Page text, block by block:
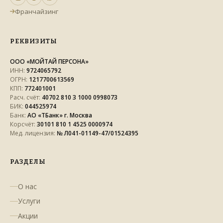
Франчайзинг
РЕКВИЗИТЫ
ООО «МОЙТАЙ ПЕРСОНА»
ИНН: 9724065792
ОГРН: 1217700613569
КПП: 772401001
Расч. счёт: 40702 810 3 1000 0998073
БИК: 044525974
Банк: АО «ТБанк» г. Москва
Корсчёт: 30101 810 1 4525 0000974
Мед. лицензия: № Л041-01149-47/01524395
РАЗДЕЛЫ
О нас
Услуги
Акции